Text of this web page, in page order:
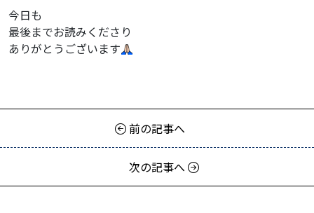
今日も
最後までお読みくださり
ありがとうございます
前の記事へ
次の記事へ